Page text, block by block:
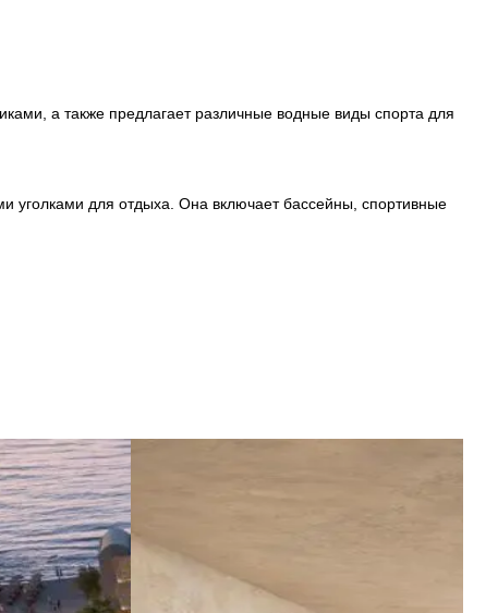
а также предлагает различные водные виды спорта для
для отдыха. Она включает бассейны, спортивные